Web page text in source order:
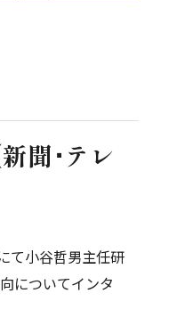
聞･テレ
て小谷哲男主任研
についてインタ